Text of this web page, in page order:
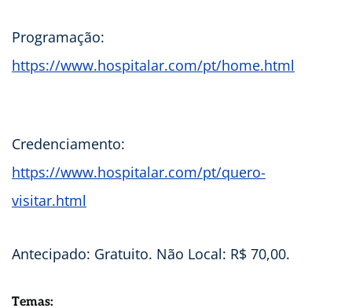
Programação:
https://www.hospitalar.com/pt/home.html
Credenciamento:
https://www.hospitalar.com/pt/quero-
visitar.html
Antecipado: Gratuito. Não Local: R$ 70,00.
Temas: